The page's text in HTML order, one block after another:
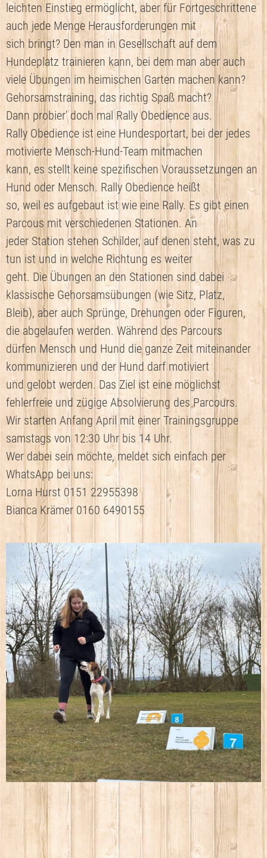
leichten Einstieg ermöglicht, aber für Fortgeschrittene
auch jede Menge Herausforderungen mit
sich bringt? Den man in Gesellschaft auf dem
Hundeplatz trainieren kann, bei dem man aber auch
viele Übungen im heimischen Garten machen kann?
Gehorsamstraining, das richtig Spaß macht?
Dann probier' doch mal Rally Obedience aus.
Rally Obedience ist eine Hundesportart, bei der jedes
motivierte Mensch-Hund-Team mitmachen
kann, es stellt keine spezifischen Voraussetzungen an
Hund oder Mensch. Rally Obedience heißt
so, weil es aufgebaut ist wie eine Rally. Es gibt einen
Parcous mit verschiedenen Stationen. An
jeder Station stehen Schilder, auf denen steht, was zu
tun ist und in welche Richtung es weiter
geht. Die Übungen an den Stationen sind dabei
klassische Gehorsamsübungen (wie Sitz, Platz,
Bleib), aber auch Sprünge, Drehungen oder Figuren,
die abgelaufen werden. Während des Parcours
dürfen Mensch und Hund die ganze Zeit miteinander
kommunizieren und der Hund darf motiviert
und gelobt werden. Das Ziel ist eine möglichst
fehlerfreie und zügige Absolvierung des Parcours.
Wir starten Anfang April mit einer Trainingsgruppe
samstags von 12:30 Uhr bis 14 Uhr.
Wer dabei sein möchte, meldet sich einfach per
WhatsApp bei uns:
Lorna Hurst 0151 22955398
Bianca Krämer 0160 6490155